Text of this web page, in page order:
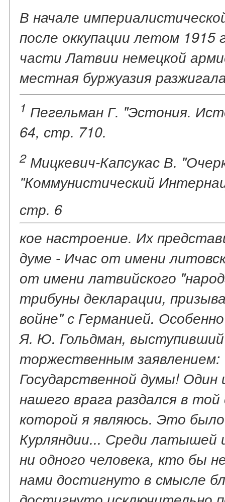
В начале
после оккупации летом
части Латвии немецкой
местная буржуазия
1 Пегельман Г. "Эстония.
64, стр. 710.
2Мицкевич-Капсукас В.
"Коммунистический
стр. 6
кое настроение. Их
думе - Ичас от имени
от имени латвийского
трибуны декларации,
войне" с Германией.
Я. Ю. Гольдман,
торжественным заявлением:
Государственной думы!
нашего врага раздался в
которой я являюсь. Это
Курляндии... Среди латышей
ни одного человека, кто бы
нами достигнуто в смысле